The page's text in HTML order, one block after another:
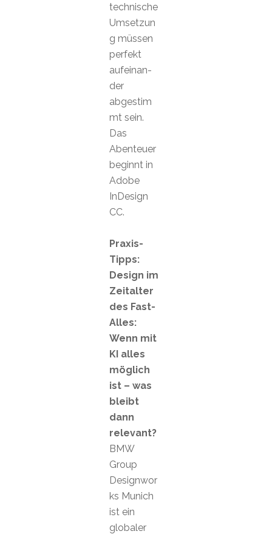
technische
Umsetzun
g müssen
perfekt
aufeinan-
der
abgestim
mt sein.
Das
Abenteuer
beginnt in
Adobe
InDesign
CC.
Praxis-
Tipps:
Design im
Zeitalter
des Fast-
Alles:
Wenn mit
KI alles
möglich
ist – was
bleibt
dann
relevant?
BMW
Group
Designwor
ks Munich
ist ein
globaler